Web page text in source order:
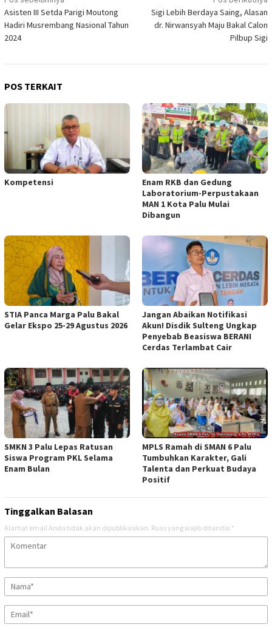
pos
Asisten III Setda Parigi Moutong
Hadiri Musrembang Nasional Tahun
2024
Sigi Lebih Berdaya Saing, Alasan
dr. Nirwansyah Maju Bakal Calon
Pilbup Sigi
POS TERKAIT
Kompetensi
Enam RKB dan Gedung
Laboratorium-Perpustakaan
MAN 1 Kota Palu Mulai
Dibangun
STIA Panca Marga Palu Bakal
Gelar Ekspo 25-29 Agustus 2026
Jangan Abaikan Notifikasi
Akun! Disdik Sulteng Ungkap
Penyebab Beasiswa BERANI
Cerdas Terlambat Cair
SMKN 3 Palu Lepas Ratusan
Siswa Program PKL Selama
Enam Bulan
MPLS Ramah di SMAN 6 Palu
Tumbuhkan Karakter, Gali
Talenta dan Perkuat Budaya
Positif
Tinggalkan Balasan
Alamat email Anda tidak akan dipublikasikan. Ruas yang wajib ditandai *